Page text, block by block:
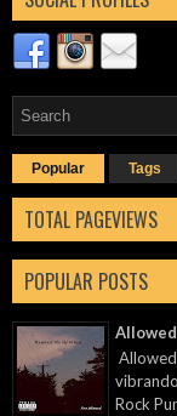
Popular Tags
TOTAL PAGEVIEWS
POPULAR POSTS
Rock